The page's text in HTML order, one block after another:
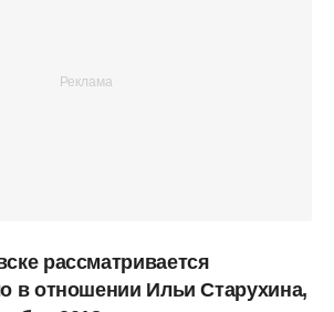
рассматривается
в отношении Ильи Старухина,